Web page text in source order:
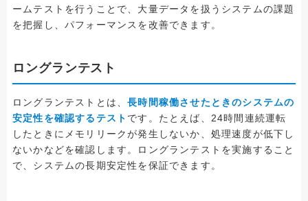
ームテストを行うことで、大量データを扱うシステムの課題
を把握し、パフォーマンスを改善できます。
ロングランテスト
ロングランテストとは、長時間稼働させたときのシステムの
安定性を確認するテスト です。たとえば、24時間連続運転
したときにメモリリークが発生しないか、処理速度が低下し
ないかなどを確認します。ロングランテストを実施すること
で、システムの長期安定性を保証できます。